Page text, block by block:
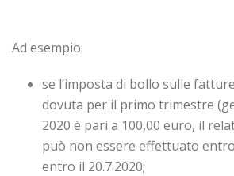
Ad esempio:
se l’imposta di bollo sulle
dovuta per il primo trimestre
2020 è pari a 100,00 euro, il
può non essere effettuato entro
entro il 20.7.2020;